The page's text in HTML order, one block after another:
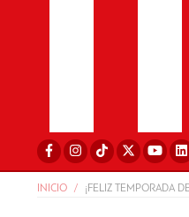
INICIO ¡FELIZ TEMPORADA